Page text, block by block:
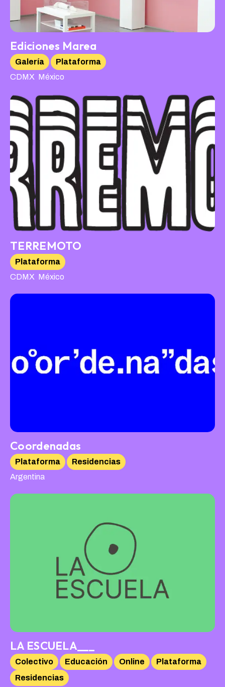
Ediciones Marea
Galería
Plataforma
CDMX México
TERREMOTO
Plataforma
CDMX México
Coordenadas
Plataforma
Residencias
Argentina
LA ESCUELA___
Colectivo Educación Online
Plataforma
Residencias